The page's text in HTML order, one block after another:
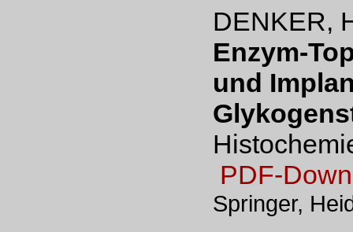
DENKER,
Enzym-
und
PDF-
Springer,